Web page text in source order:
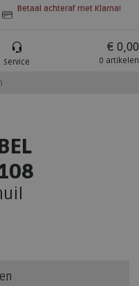
Betaal achteraf met Klarna!
Service
€ 0,00
0 artikelen